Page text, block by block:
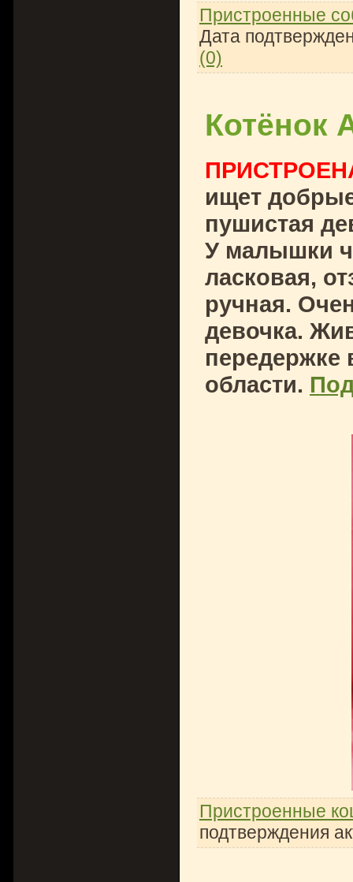
Пристроенные
Дата
(0)
Котёнок
ищет
пушистая
У малышки
ласковая,
ручная.
девочка.
передержке
области.
Пристроенные
подтверждения